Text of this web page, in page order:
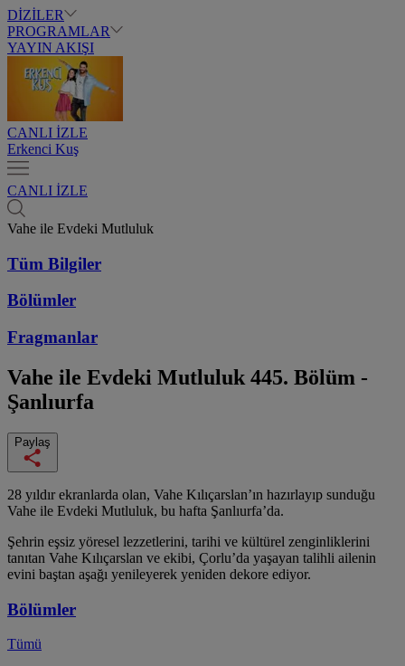
DİZİLER
PROGRAMLAR
YAYIN AKIŞI
CANLI İZLE
Erkenci Kuş
CANLI İZLE
Vahe ile Evdeki Mutluluk
Tüm Bilgiler
Bölümler
Fragmanlar
Vahe ile Evdeki Mutluluk 445. Bölüm -
Şanlıurfa
Paylaş
28 yıldır ekranlarda olan, Vahe Kılıçarslan’ın hazırlayıp sunduğu
Vahe ile Evdeki Mutluluk, bu hafta Şanlıurfa’da.
Şehrin eşsiz yöresel lezzetlerini, tarihi ve kültürel zenginliklerini
tanıtan Vahe Kılıçarslan ve ekibi, Çorlu’da yaşayan talihli ailenin
evini baştan aşağı yenileyerek yeniden dekore ediyor.
Bölümler
Tümü